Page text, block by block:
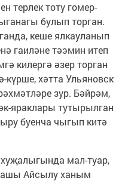
терлек тоту гомер-
булып торган.
кеше ялкауланып
гаиләне тәэмин итеп
килергә әзер торган
хәтта Ульяновск
зур. Бәйрәм,
яраклары тутырылган
буенча чыгып китә
мал-туар,
Айсылу ханым